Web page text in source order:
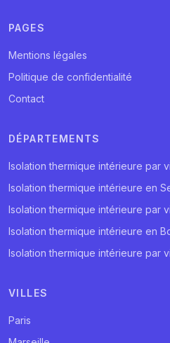
PAGES
Mentions légales
Politique de confidentialité
Contact
DÉPARTEMENTS
Isolation thermique intérieure par
Isolation thermique intérieure en
Isolation thermique intérieure par
Isolation thermique intérieure en
Isolation thermique intérieure par
VILLES
Paris